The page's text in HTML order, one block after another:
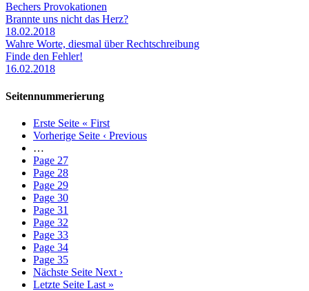
Bechers Provokationen
Brannte uns nicht das Herz?
18.02.2018
Wahre Worte, diesmal über Rechtschreibung
Finde den Fehler!
16.02.2018
Seitennummerierung
Erste Seite « First
Vorherige Seite ‹ Previous
…
Page 27
Page 28
Page 29
Page 30
Page 31
Page 32
Page 33
Page 34
Page 35
Nächste Seite Next ›
Letzte Seite Last »